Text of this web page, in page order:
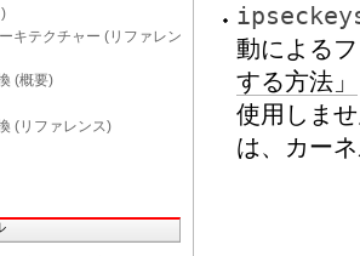
キテクチャー (リファレン
(概要)
(リファレンス)
動による
する方法」
使用しま
は、カー